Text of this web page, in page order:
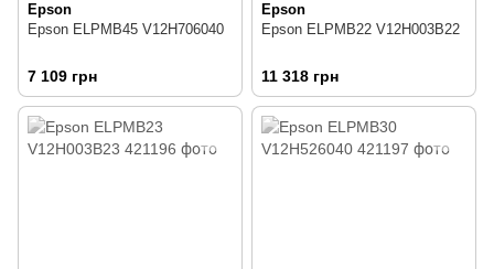
Epson
Epson ELPMB45 V12H706040
7 109 грн
Epson
Epson ELPMB22 V12H003B22
11 318 грн